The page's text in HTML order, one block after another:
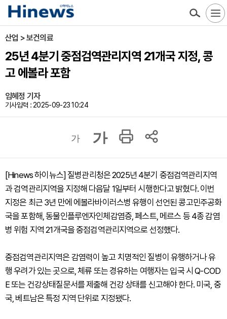
산업 > 보건의료
25년 4분기 중점검역관리지역 21개국 지정, 콩
고 에볼라 포함
임혜정 기자
기사입력 : 2025-09-23 10:24
가 가
[Hinews 하이뉴스] 질병관리청은 2025년 4분기 중점검역관리지역
과 검역관리지역을 지정해 다음달 1일부터 시행한다고 밝혔다. 이번
지정은 최근 3년 만에 에볼라바이러스병 유행이 선언된 콩고민주공화
국을 포함해, 동물인플루엔자인체감염증, 페스트, 메르스 등 4종 감염
병 위험 지역 21개국을 중점검역관리지역으로 선정했다.
중점검역관리지역은 감염력이 높고 치명적인 질병이 유행하거나 유
행 우려가 있는 곳으로, 체류 또는 경유하는 여행자는 입국 시 Q-COD
E 또는 건강상태질문서를 제출해 건강 상태를 신고해야 한다. 미국, 중
국, 베트남은 특정 지역 단위로 지정됐다.